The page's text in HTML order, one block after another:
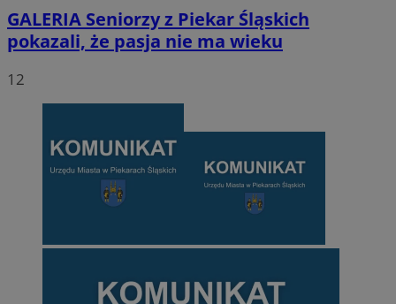
GALERIA Seniorzy z Piekar Śląskich
pokazali, że pasja nie ma wieku
12